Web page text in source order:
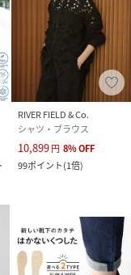
RIVER FIELD & Co.
シャツ・ブラウス
10,899円 8%OFF
99ポイント(1倍)